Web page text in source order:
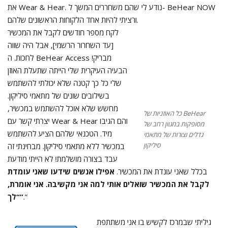
את Wear & Hear. נודע לי שהם משחררים המשך ל- BeHear NOW
ורציתי להיות אחד הלקוחות הראשונים שלהם.
כל האוזניות של BeHear
מסופקות במגוון רחב של
גדלים וצורות של מתאמי
סיליקון
לקח מספר חודשים לקבל את המכשיר
[עד השחרור הרשמי], אבל היה שווה
לחכות. ה BeHear Access מבריק!
הבעיה העיקרית שלי הייתה שתעלת האוזן
שלי כל כך קטנה שלא יכולתי להשתמש
בשילובים שונים של מתאמי סיליקון.
מחשש שלא אוכל להשתמש במכשיר,
יצרתי קשר עם Wear & Hear והם הגיבו
מיד. הטכנאי שלהם הציע להשתמש
במכשיר ללא מתאמי סיליקון. מבחינתי זה
עבד בצורה מושלמת! לא הייתי מודעת
בכלל שאני עונדת את המכשיר. אפילו אנשים שידעו שאני עומדת
לקבל את המכשיר שואלים אותי למה אני מקשיבה. אני אומרת,
“לך”.”
גיליתי שבמרכז לקשיש בו אני משתתפת